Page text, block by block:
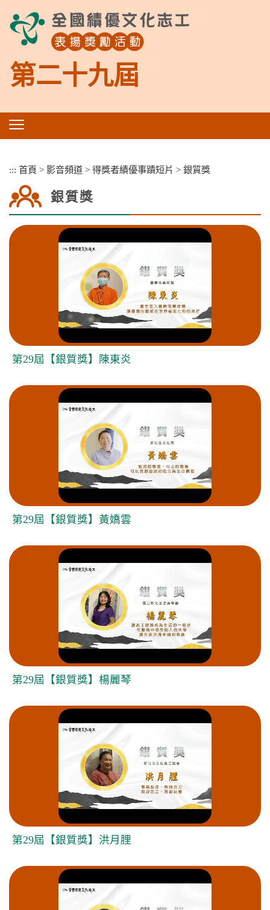
第二十九屆
::: 首頁 > 影音頻道 > 得獎者績優事蹟短片 > 銀質獎
銀質獎
第29屆【銀質獎】陳東炎
第29屆【銀質獎】黃嬌雲
第29屆【銀質獎】楊麗琴
第29屆【銀質獎】洪月䤚